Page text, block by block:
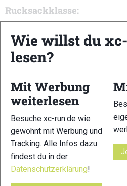
Rucksackklasse:
Skitouren-Wertung:
Carmen Runggaldier, 30:50,4
Silvia Insam, 45:10,8
Alexander Oberbacher, 19:44,6
Martin Schneider, 22:07,8
Daniel Ploner, 23:17,6
Hier sind alleErgebnisse
Wie willst du
lesen?
Mit Werbung
weiterlesen
Besuche xc-run.de wie
gewohnt mit Werbung und
Tracking. Alle Infos dazu
findest du in der
Datenschutzerklärung!